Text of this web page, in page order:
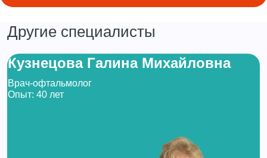
Другие специалисты
Кузнецова Галина Михайловна
Врач-офтальмолог
Опыт: 40 лет